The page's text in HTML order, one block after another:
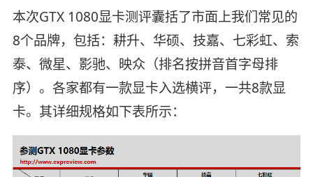
本次GTX 1080显卡测评囊括了市面上我们常见的
8个品牌，包括：耕升、华硕、技嘉、七彩虹、索
泰、微星、影驰、映众（排名按拼音首字母排
序）。各家都有一款显卡入选横评，一共8款显
卡。其详细规格如下表所示：